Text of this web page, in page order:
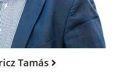
Tamás